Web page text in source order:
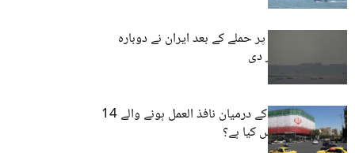
اسرائیل کے لبنان پر حملے کے بعد ایران نے دوبارہ
آبنائے ہرمز بند کر دی
امریکہ اور ایران کے درمیان نافذ العمل ہونے والے 14
نکاتی معاہدے میں کیا ہے؟